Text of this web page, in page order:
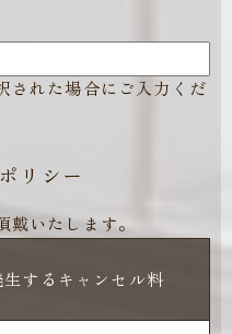
された場合にご入力くだ
リシー
いたします。
生するキャンセル料